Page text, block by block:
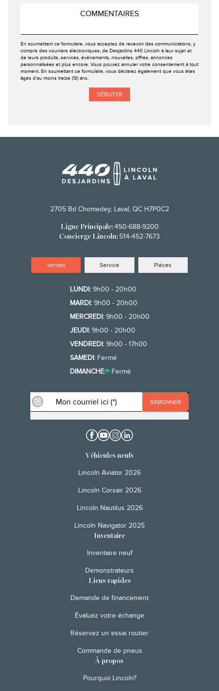
En soumettant ce formulaire, vous acceptez de recevoir des communications, y
compris des courriers électroniques, de Desjardins 440 Lincoln à leur sujet et
de leurs produits, services, événements, nouvelles, offres, annonces
personnalisées et plus encore. Vous pouvez annuler votre consentement à tout
moment. En soumettant ce formulaire, vous déclarez également que vous êtes
âgés d’au moins treize (13) ans.
2705 Bd Chomedey, Laval, QC H7P0C2
Ligne Principale: 450-688-9200
Concierge Lincoln: 514-452-7673
Ventes Service Pièces
LUNDI: 9h00 - 20h00
MARDI: 9h00 - 20h00
MERCREDI: 9h00 - 20h00
JEUDI: 9h00 - 20h00
VENDREDI: 9h00 - 17h00
SAMEDI: Fermé
DIMANCHE:
Fermé
Véhicules neufs
Lincoln Aviator 2026
Lincoln Corsair 2026
Lincoln Nautilus 2026
Lincoln Navigator 2025
Inventaire
Inventaire neuf
Demonstrateurs
Liens rapides
Demande de financement
Évaluez votre échange
Réservez un essai routier
Commande de pneus
À propos
Pourquoi Lincoln?